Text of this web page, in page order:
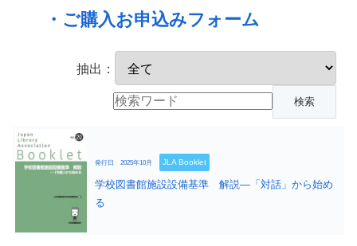
・ご購入お申込みフォーム
抽出：
発行日 2025年10月 JLA Booklet
学校図書館施設設備基準 解説―「対話」から始め
る